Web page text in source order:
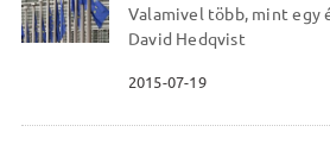
Valamivel több, mint egy
David Hedqvist
2015-07-19